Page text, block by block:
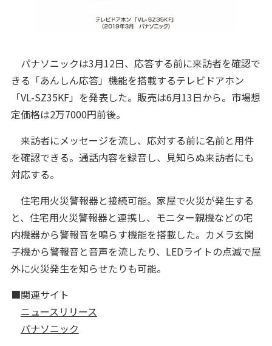
パナソニックは3月12日、応答する前に来訪者を確認で
きる「あんしん応答」機能を搭載するテレビドアホン
「VL-SZ35KF」を発表した。販売は6月13日から。市場想
定価格は2万7000円前後。
来訪者にメッセージを流し、応対する前に名前と用件
を確認できる。通話内容を録音し、見知らぬ来訪者にも
対応する。
住宅用火災警報器と接続可能。家屋で火災が発生する
と、住宅用火災警報器と連携し、モニター親機などの宅
内機器から警報音を鳴らす機能を搭載した。カメラ玄関
子機から警報音と音声を流したり、LEDライトの点滅で屋
外に火災発生を知らせたりも可能。
■関連サイト
ニュースリリース
パナソニック